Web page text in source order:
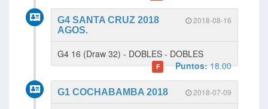
2018-08-16
G4 SANTA CRUZ 2018
AGOS.
G4 16 (Draw 32) - DOBLES - DOBLES
F Puntos:18.00
2018-07-09
G1 COCHABAMBA 2018